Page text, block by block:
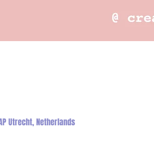
Utrecht, Netherlands